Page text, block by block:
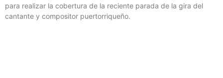
para realizar la cobertura de la reciente parada de la gira del
cantante y compositor puertorriqueño.